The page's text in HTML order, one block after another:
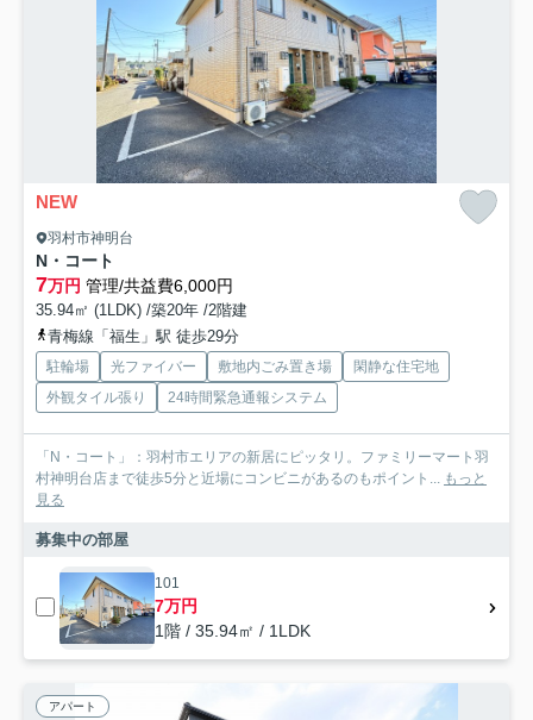
NEW
羽村市神明台
N・コート
7万円 管理/共益費6,000円
35.94㎡ (1LDK) /築20年 /2階建
青梅線「福生」駅 徒歩29分
駐輪場 光ファイバー 敷地内ごみ置き場
閑静な住宅地
外観タイル張り
24時間緊急通報システム
「N・コート」：羽村市エリアの新居にピッタリ。ファミリーマート羽
村神明台店まで徒歩5分と近場にコンビニがあるのもポイント...
もっと
見る
募集中の部屋
101
7万円
1階 / 35.94㎡ / 1LDK
アパート